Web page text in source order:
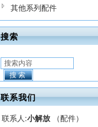
其他系列配件
搜索
搜索
联系我们
联系人:小解放 （配件）